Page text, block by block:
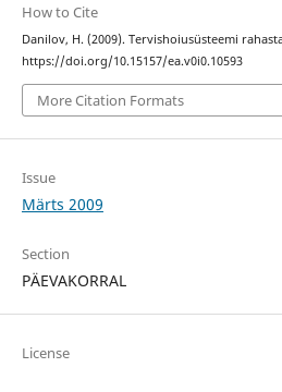
How to Cite
Danilov, H. (2009). Tervishoiusüsteemi
https://doi.org/10.15157/ea.v0i0.10593
More Citation Formats
Issue
Märts 2009
Section
PÄEVAKORRAL
License